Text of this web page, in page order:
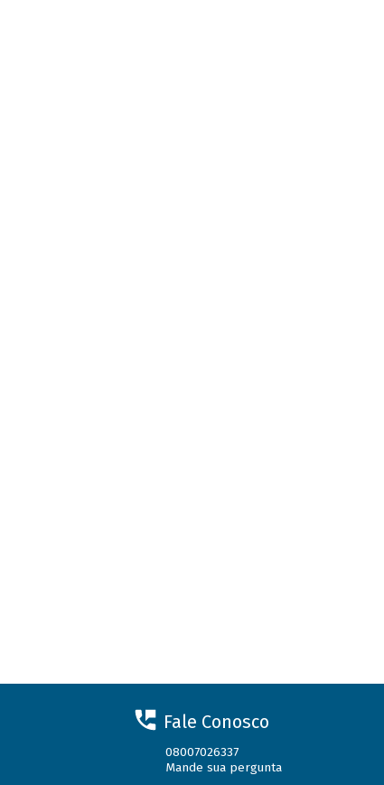
Fale Conosco
08007026337
Mande sua pergunta